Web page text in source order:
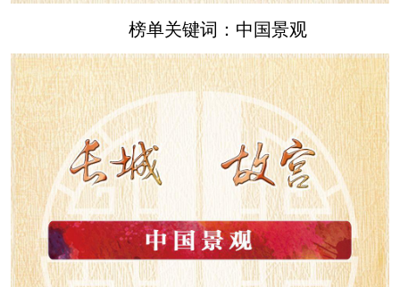
榜单关键词：中国景观